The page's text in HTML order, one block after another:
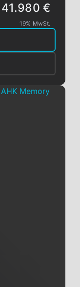
41.980 €
19% MwSt.